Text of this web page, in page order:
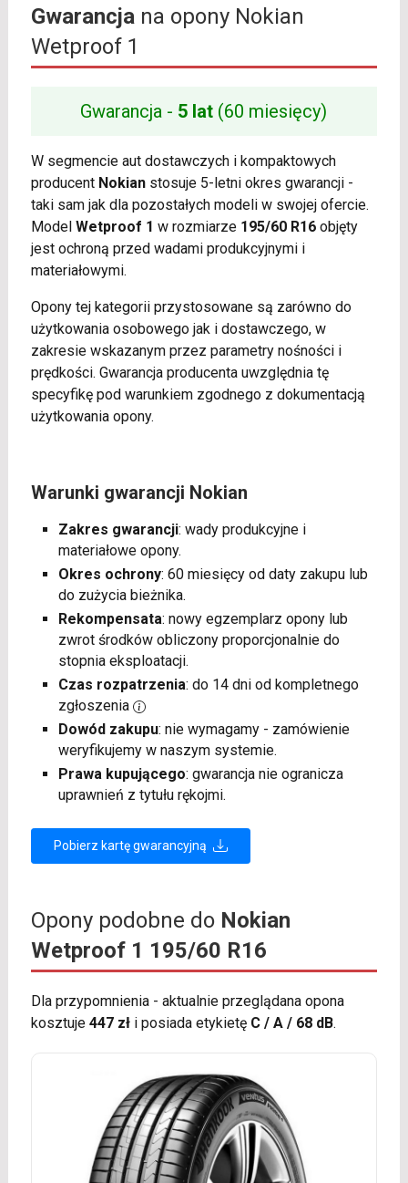
Gwarancjana opony Nokian
Wetproof 1
Gwarancja - 5 lat (60 miesięcy)
W segmencie aut dostawczych i kompaktowych
producent Nokianstosuje 5-letni okres gwarancji -
taki sam jak dla pozostałych modeli w swojej ofercie.
Model Wetproof 1 w rozmiarze 195/60 R16objęty
jest ochroną przed wadami produkcyjnymi i
materiałowymi.
Opony tej kategorii przystosowane są zarówno do
użytkowania osobowego jak i dostawczego, w
zakresie wskazanym przez parametry nośności i
prędkości. Gwarancja producenta uwzględnia tę
specyfikę pod warunkiem zgodnego z dokumentacją
użytkowania opony.
Warunki gwarancji Nokian
Zakres gwarancji: wady produkcyjne i
materiałowe opony.
Okres ochrony: 60 miesięcy od daty zakupu lub
do zużycia bieżnika.
Rekompensata: nowy egzemplarz opony lub
zwrot środków obliczony proporcjonalnie do
stopnia eksploatacji.
Czas rozpatrzenia: do 14 dni od kompletnego
zgłoszenia
Dowód zakupu: nie wymagamy - zamówienie
weryfikujemy w naszym systemie.
Prawa kupującego: gwarancja nie ogranicza
uprawnień z tytułu rękojmi.
Pobierz kartę gwarancyjną
Opony podobne do Nokian
Wetproof 1 195/60 R16
Dla przypomnienia - aktualnie przeglądana opona
kosztuje 447 złi posiada etykietę C / A / 68 dB.